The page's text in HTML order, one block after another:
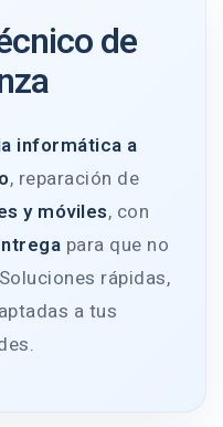
de
informática a
, reparación de
y móviles, con
para que no
rápidas,
a tus